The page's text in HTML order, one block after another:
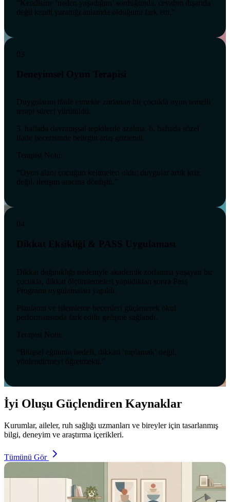
“Kendisine ‘neden yaşadığını’ sorduğunda, cevabın dışarıda
değil kendi yarattığı anlamda olduğunu fark etti.”
03
Deneyimsel Oyun Terapisi
Duygularını ifade etmekte zorlanan bir çocukla oyun temelli
terapi süreci yürütüldü.
3. haftada davranışsal tepkilerde azalma, 6. haftada sözel
ifade becerisinde belirgin artış gözlendi.
Terapist Notu:
“Oyun alanı çocuğun kelimeleri oldu; duygular artık kriz
değil, iletişim aracına dönüştü.”
04
Dikkat Eksikliği & PASS Uygulaması
Dikkat dağınıklığı nedeniyle akademik zorlanma yaşayan bir
çocukla, dikkat ölçümlemeleri yapıldıktan sonra Pass
Programı uygulamaları yapıldı.
Planlama ve işlemleme becerileri güçlenerek okul
performansında fark edilir gelişme sağlandı.
Terapist Notu:
“Bilişsel eğitimin hedefi, dikkati ‘toplamak’ değil,
yönlendirmeyi öğretmekti.”
İyi Oluşu Güçlendiren Kaynaklar
Kurumlar, aileler, ruh sağlığı uzmanları ve bireyler için tasarlanmış
bilgi, deneyim ve araştırma içerikleri.
Tümünü Gör